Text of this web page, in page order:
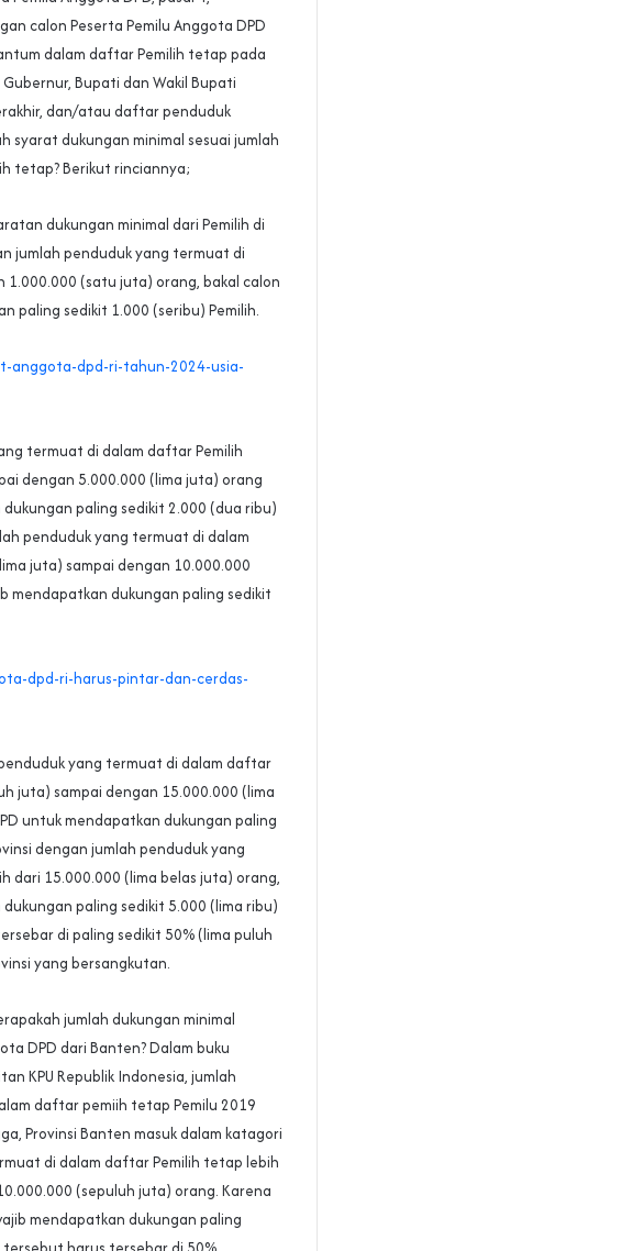
calon Peserta Pemilu Anggota DPD
dalam daftar Pemilih tetap pada
Bupati dan Wakil Bupati
dan/atau daftar penduduk
syarat dukungan minimal sesuai jumlah
tetap? Berikut rinciannya;
dukungan minimal dari Pemilih di
jumlah penduduk yang termuat di
(satu juta) orang, bakal calon
paling sedikit 1.000 (seribu) Pemilih.
anggota-dpd-ri-tahun-2024-usia-
termuat di dalam daftar Pemilih
dengan 5.000.000 (lima juta) orang
paling sedikit 2.000 (dua ribu)
penduduk yang termuat di dalam
juta) sampai dengan 10.000.000
mendapatkan dukungan paling sedikit
dpd-ri-harus-pintar-dan-cerdas-
yang termuat di dalam daftar
juta) sampai dengan 15.000.000 (lima
untuk mendapatkan dukungan paling
dengan jumlah penduduk yang
15.000.000 (lima belas juta) orang,
paling sedikit 5.000 (lima ribu)
di paling sedikit 50% (lima puluh
yang bersangkutan.
jumlah dukungan minimal
DPD dari Banten? Dalam buku
KPU Republik Indonesia, jumlah
daftar pemiih tetap Pemilu 2019
Provinsi Banten masuk dalam katagori
di dalam daftar Pemilih tetap lebih
(sepuluh juta) orang. Karena
mendapatkan dukungan paling